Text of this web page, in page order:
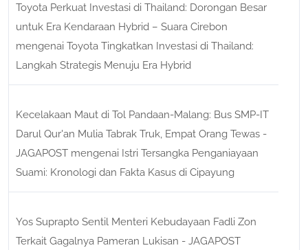
Toyota Perkuat Investasi di Thailand: Dorongan Besar
untuk Era Kendaraan Hybrid – Suara Cirebon
mengenai Toyota Tingkatkan Investasi di Thailand:
Langkah Strategis Menuju Era Hybrid
Kecelakaan Maut di Tol Pandaan-Malang: Bus SMP-IT
Darul Qur'an Mulia Tabrak Truk, Empat Orang Tewas -
JAGAPOST mengenai Istri Tersangka Penganiayaan
Suami: Kronologi dan Fakta Kasus di Cipayung
Yos Suprapto Sentil Menteri Kebudayaan Fadli Zon
Terkait Gagalnya Pameran Lukisan - JAGAPOST